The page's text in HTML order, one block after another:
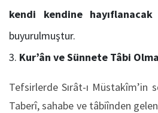
kendi kendine
buyurulmuştur.
Kur’ân ve Sünnete Tâbi
Tefsirlerde Sırât-ı Müstakîm’in
Taberî, sahabe ve tâbiînden